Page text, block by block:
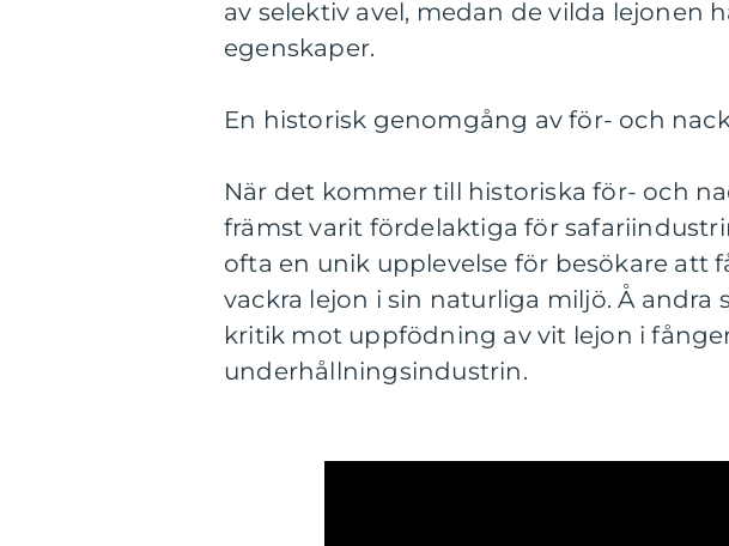
av selektiv avel, medan de vilda lejonen
egenskaper.
En historisk genomgång av för- och
När det kommer till historiska för- och
främst varit fördelaktiga för
ofta en unik upplevelse för besökare att
vackra lejon i sin naturliga miljö. Å andra
kritik mot uppfödning av vit lejon i
underhållningsindustrin.